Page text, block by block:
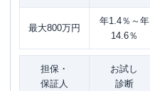
最大800万円
年1.4％～年
14.6％
担保・
保証人
お試し
診断